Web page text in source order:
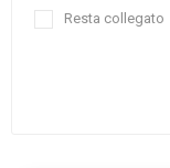
Resta collegato